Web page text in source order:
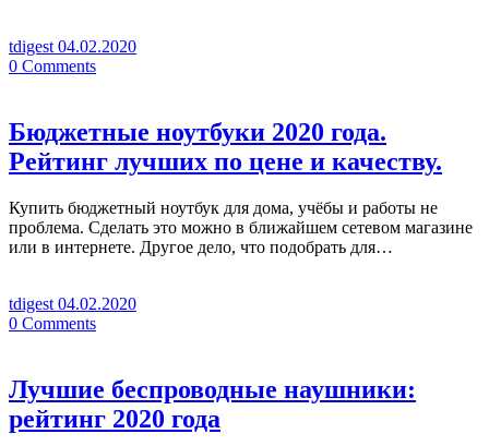
tdigest 04.02.2020
0 Comments
Бюджетные ноутбуки 2020 года.
Рейтинг лучших по цене и качеству.
Купить бюджетный ноутбук для дома, учёбы и работы не
проблема. Сделать это можно в ближайшем сетевом магазине
или в интернете. Другое дело, что подобрать для…
tdigest 04.02.2020
0 Comments
Лучшие беспроводные наушники:
рейтинг 2020 года